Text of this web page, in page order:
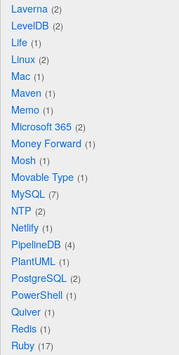
Laverna 2
LevelDB 2
Life 1
Linux 2
Mac 1
Maven 1
Memo 1
Microsoft 365 2
Money Forward 1
Mosh 1
Movable Type 1
MySQL 7
NTP 2
Netlify 1
PipelineDB 4
PlantUML 1
PostgreSQL 2
PowerShell 1
Quiver 1
Redis 1
Ruby 17